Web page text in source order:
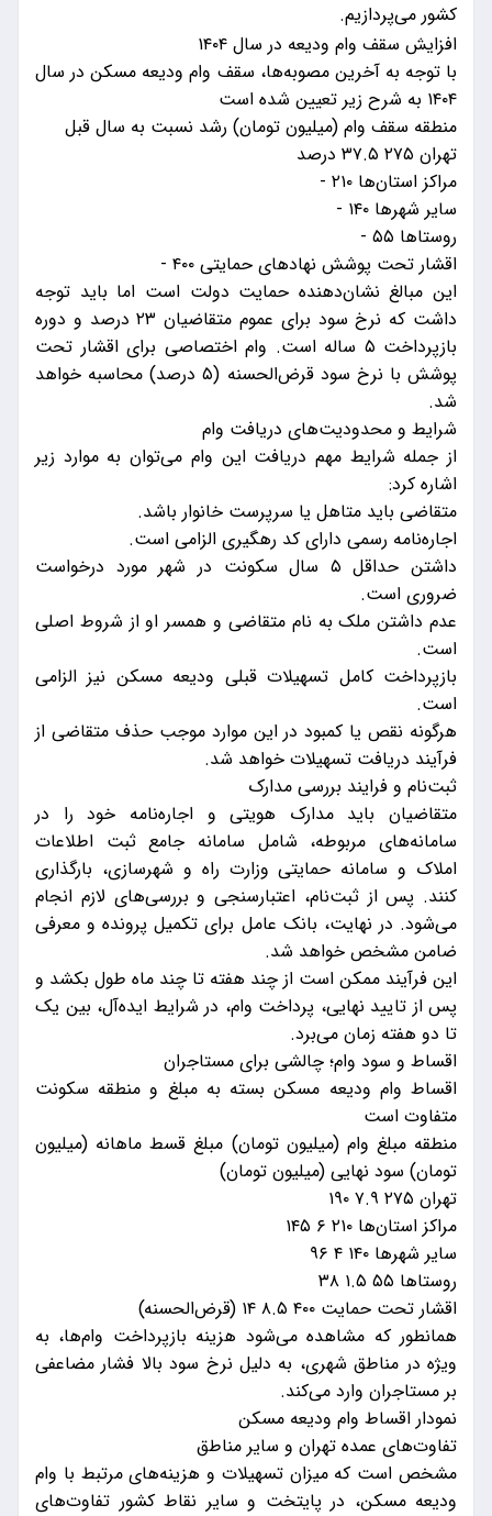
کشور می‌پردازیم.
افزایش سقف وام ودیعه در سال ۱۴۰۴
با توجه به آخرین مصوبه‌ها، سقف وام ودیعه مسکن در سال
۱۴۰۴ به شرح زیر تعیین شده است
منطقه سقف وام (میلیون تومان) رشد نسبت به سال قبل
تهران ۲۷۵ ۳۷.۵ درصد
مراکز استان‌ها ۲۱۰ -
سایر شهرها ۱۴۰ -
روستاها ۵۵ -
اقشار تحت پوشش نهادهای حمایتی ۴۰۰ -
این مبالغ نشان‌دهنده حمایت دولت است اما باید توجه
داشت که نرخ سود برای عموم متقاضیان ۲۳ درصد و دوره
بازپرداخت ۵ ساله است. وام اختصاصی برای اقشار تحت
پوشش با نرخ سود قرض‌الحسنه (۵ درصد) محاسبه خواهد
شد.
شرایط و محدودیت‌های دریافت وام
از جمله شرایط مهم دریافت این وام می‌توان به موارد زیر
اشاره کرد:
متقاضی باید متاهل یا سرپرست خانوار باشد.
اجاره‌نامه رسمی دارای کد رهگیری الزامی است.
داشتن حداقل ۵ سال سکونت در شهر مورد درخواست
ضروری است.
عدم داشتن ملک به نام متقاضی و همسر او از شروط اصلی
است.
بازپرداخت کامل تسهیلات قبلی ودیعه مسکن نیز الزامی
است.
هرگونه نقص یا کمبود در این موارد موجب حذف متقاضی از
فرآیند دریافت تسهیلات خواهد شد.
ثبت‌نام و فرایند بررسی مدارک
متقاضیان باید مدارک هویتی و اجاره‌نامه خود را در
سامانه‌های مربوطه، شامل سامانه جامع ثبت اطلاعات
املاک و سامانه حمایتی وزارت راه و شهرسازی، بارگذاری
کنند. پس از ثبت‌نام، اعتبارسنجی و بررسی‌های لازم انجام
می‌شود. در نهایت، بانک عامل برای تکمیل پرونده و معرفی
ضامن مشخص خواهد شد.
این فرآیند ممکن است از چند هفته تا چند ماه طول بکشد و
پس از تایید نهایی، پرداخت وام، در شرایط ایده‌آل، بین یک
تا دو هفته زمان می‌برد.
اقساط و سود وام؛ چالشی برای مستاجران
اقساط وام ودیعه مسکن بسته به مبلغ و منطقه سکونت
متفاوت است
منطقه مبلغ وام (میلیون تومان) مبلغ قسط ماهانه (میلیون
تومان) سود نهایی (میلیون تومان)
تهران ۲۷۵ ۷.۹ ۱۹۰
مراکز استان‌ها ۲۱۰ ۶ ۱۴۵
سایر شهرها ۱۴۰ ۴ ۹۶
روستاها ۵۵ ۱.۵ ۳۸
اقشار تحت حمایت ۴۰۰ ۸.۵ ۱۴ (قرض‌الحسنه)
همانطور که مشاهده می‌شود هزینه بازپرداخت وام‌ها، به
ویژه در مناطق شهری، به دلیل نرخ سود بالا فشار مضاعفی
بر مستاجران وارد می‌کند.
نمودار اقساط وام ودیعه مسکن
تفاوت‌های عمده تهران و سایر مناطق
مشخص است که میزان تسهیلات و هزینه‌های مرتبط با وام
ودیعه مسکن، در پایتخت و سایر نقاط کشور تفاوت‌های